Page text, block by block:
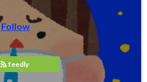
Follow
feedly